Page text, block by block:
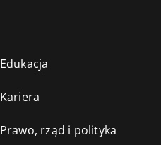
Edukacja
Kariera
Prawo, rząd i polityka